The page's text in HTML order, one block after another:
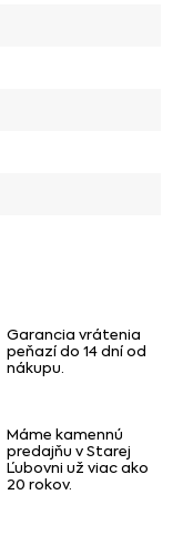
Garancia vrátenia
peňazí do 14 dní od
nákupu.
Máme kamennú
predajňu v Starej
Ľubovni už viac ako
20 rokov.